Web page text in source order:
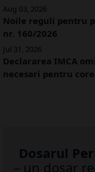
Aug 03, 2026
Noile reguli pentru
nr. 160/2026
Jul 31, 2026
Declararea IMCA
necesari pentru
Dosarul
– un dosar